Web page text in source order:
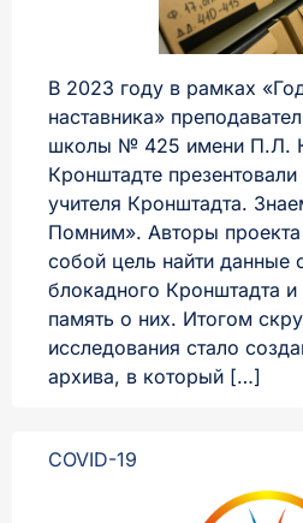
В 2023 году в рамках
наставника»
школы № 425 имени П.Л.
Кронштадте
учителя Кронштадта.
Помним». Авторы проекта
собой цель найти данные
блокадного Кронштадта и
память о них. Итогом
исследования стало
архива, в который […]
COVID-19